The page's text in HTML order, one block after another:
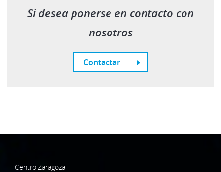
Si desea ponerse en contacto con
nosotros
Contactar
Centro Zaragoza